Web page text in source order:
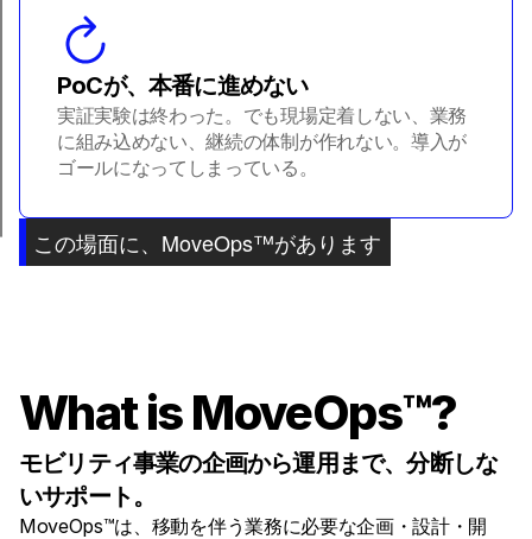
PoCが、本番に進めない
実証実験は終わった。でも現場定着しない、業務
に組み込めない、継続の体制が作れない。導入が
ゴールになってしまっている。
この場面に、MoveOps™があります
What is MoveOps™?
モビリティ事業の企画から運用まで、分断しな
いサポート。
MoveOps™は、移動を伴う業務に必要な企画・設計・開